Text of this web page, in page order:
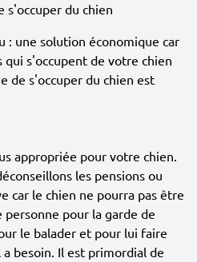
s'occuper du chien
: une solution économique car
qui s'occupent de votre chien
de s'occuper du chien est
appropriée pour votre chien.
les pensions ou
car le chien ne pourra pas être
pour la garde de
le balader et pour lui faire
besoin. Il est primordial de